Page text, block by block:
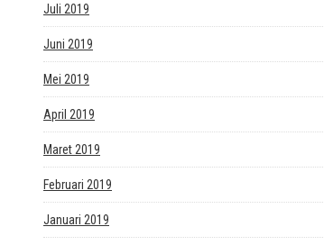
Juli 2019
Juni 2019
Mei 2019
April 2019
Maret 2019
Februari 2019
Januari 2019